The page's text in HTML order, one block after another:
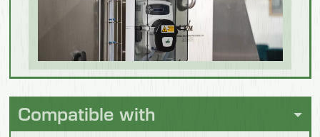
Dimensions du boîtier : 450 x 320 x 250 mm
Base optionnelle disponible
Compatible with